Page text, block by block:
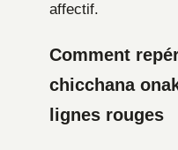
affectif.
Comment
chicchana
lignes rouges